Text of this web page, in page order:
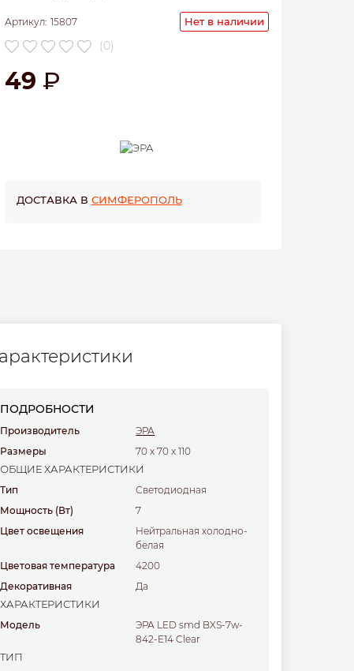
Артикул: 15807 Нет в наличии
(0)
49
ДОСТАВКА В СИМФЕРОПОЛЬ
ПОДРОБНОСТИ
Производитель
ЭРА
Размеры
70 x70 x110
ОБЩИЕ ХАРАКТЕРИСТИКИ
Тип
светодиодная
Мощность (Вт)
7
Цвет освещения
Нейтральная холодно-
белая
Цветовая температура
4200
Декоративная
Да
ХАРАКТЕРИСТИКИ
Модель
ЭРА LED smd BXS-7w-
842-E14 Clear
ТИП